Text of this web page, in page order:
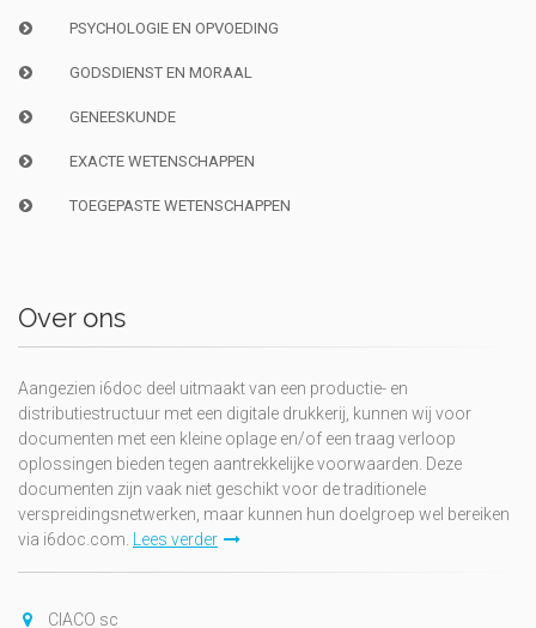
PSYCHOLOGIE EN OPVOEDING
GODSDIENST EN MORAAL
GENEESKUNDE
EXACTE WETENSCHAPPEN
TOEGEPASTE WETENSCHAPPEN
Over ons
Aangezien i6doc deel uitmaakt van een productie- en
distributiestructuur met een digitale drukkerij, kunnen wij voor
documenten met een kleine oplage en/of een traag verloop
oplossingen bieden tegen aantrekkelijke voorwaarden. Deze
documenten zijn vaak niet geschikt voor de traditionele
verspreidingsnetwerken, maar kunnen hun doelgroep wel bereiken
via i6doc.com. Lees verder
CIACO sc